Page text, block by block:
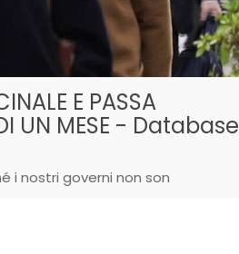
E PASSA
UN MESE - Database
i nostri governi non son